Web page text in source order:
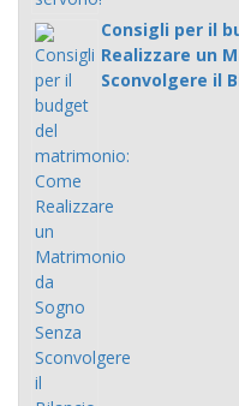
Consigli per il
Realizzare un
Sconvolgere il